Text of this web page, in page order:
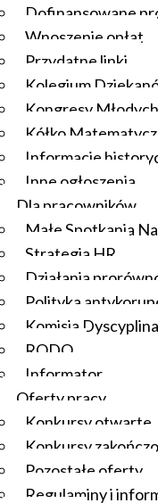
Dofinansowane
Wnoszenie opłat
Przydatne linki
Kolegium
Kongresy Młodych
Kółko
Informacje
Inne ogłoszenia
Dla pracowników
Małe Spotkania
Strategia HR
Działania
Polityka
Komisja
RODO
Informator
Oferty pracy
Konkursy otwarte
Konkursy
Pozostałe oferty
Regulaminy i